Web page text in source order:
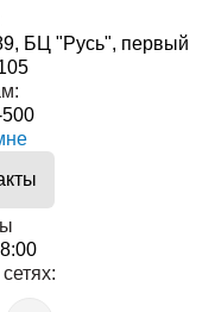
БЦ "Русь", первый